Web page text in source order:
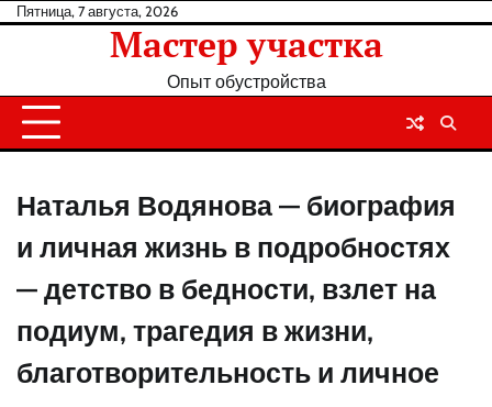
Перейти
Пятница, 7 августа, 2026
Мастер участка
Опыт обустройства
Наталья Водянова — биография
и личная жизнь в подробностях
— детство в бедности, взлет на
подиум, трагедия в жизни,
благотворительность и личное